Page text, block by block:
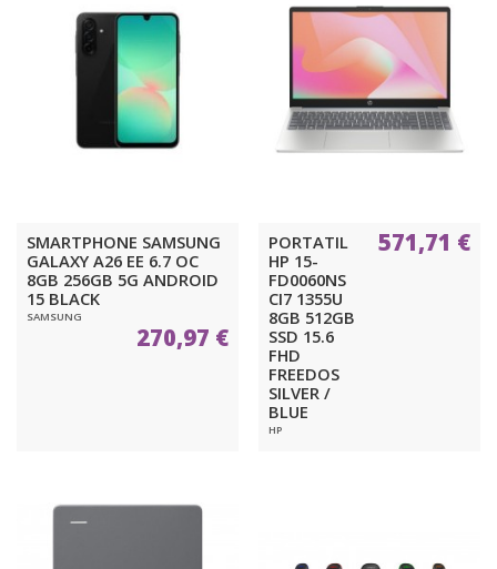
SMARTPHONE SAMSUNG
GALAXY A26 EE 6.7 OC
8GB 256GB 5G ANDROID
15 BLACK
SAMSUNG
270,97 €
PORTATIL
HP 15-
FD0060NS
CI7 1355U
8GB 512GB
SSD 15.6
FHD
FREEDOS
SILVER /
BLUE
HP
571,71 €